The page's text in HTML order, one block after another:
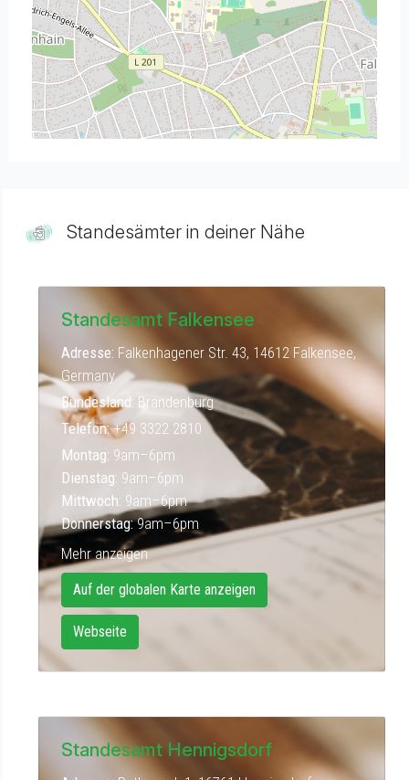
Standesämter in deiner Nähe
Standesamt Falkensee
Adresse: Falkenhagener Str. 43, 14612 Falkensee,
Germany
Bundesland: Brandenburg
Telefon:+49 3322 2810
Montag: 9am–6pm
Dienstag: 9am–6pm
Mittwoch: 9am–6pm
Donnerstag:9am–6pm
Mehr anzeigen
Auf der globalen Karte anzeigen
Webseite
Standesamt Hennigsdorf